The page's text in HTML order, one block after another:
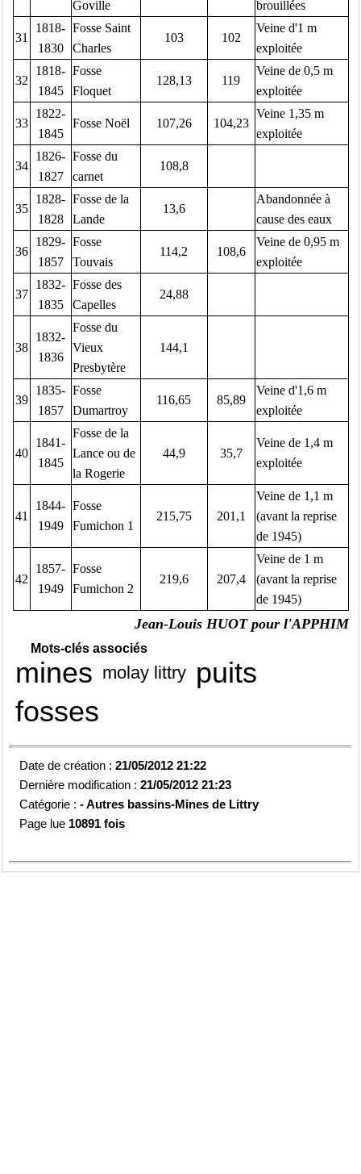
Goville brouillées
31
1818-
1830
Fosse Saint
Charles
103 102
Veine d'1 m
exploitée
32
1818-
1845
Fosse
Floquet
128,13 119
Veine de 0,5 m
exploitée
33
1822-
1845
Fosse Noël 107,26 104,23
Veine 1,35 m
exploitée
34
1826-
1827
Fosse du
carnet
108,8
35
1828-
1828
Fosse de la
Lande
13,6
Abandonnée à
cause des eaux
36
1829-
1857
Fosse
Touvais
114,2 108,6
Veine de 0,95 m
exploitée
37
1832-
1835
Fosse des
Capelles
24,88
38
1832-
1836
Fosse du
Vieux
Presbytère
144,1
39
1835-
1857
Fosse
Dumartroy
116,65 85,89
Veine d'1,6 m
exploitée
40
1841-
1845
Fosse de la
Lance ou de
la Rogerie
44,9 35,7
Veine de 1,4 m
exploitée
41
1844-
1949
Fosse
Fumichon 1
215,75 201,1
Veine de 1,1 m
(avant la reprise
de 1945)
42
1857-
1949
Fosse
Fumichon 2
219,6 207,4
Veine de 1 m
(avant la reprise
de 1945)
Jean-Louis HUOT pour l'APPHIM
Mots-clés associés
mines molay littry puits
fosses
Date de création :21/05/2012 21:22
Dernière modification :21/05/2012 21:23
Catégorie :-Autres bassins-Mines de Littry
Page lue 10891 fois